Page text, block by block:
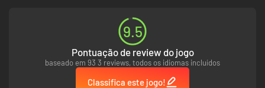
- 29_Belugas Are Friends
- 30_Labyrinth of Light
- 31_Gardening And Things
9.5
Pontuação de review do jogo
baseado em 93 3 reviews, todos os idiomas incluídos
Classifica este jogo!